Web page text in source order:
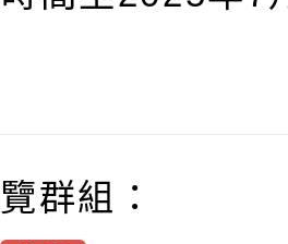
群組：